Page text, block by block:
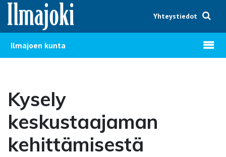
Hyppää sisältöön
Yhteystiedot
Ilmajoen kunta Avaa
Kysely
keskustaajaman
kehittämisestä